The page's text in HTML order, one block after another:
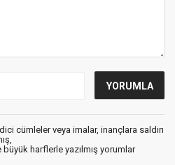
cümleler veya imalar, inançlara saldırı
harflerle yazılmış yorumlar